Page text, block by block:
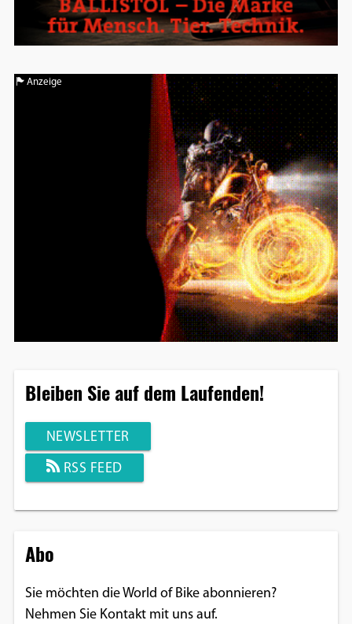
Anzeige
Bleiben Sie auf dem Laufenden!
NEWSLETTER
RSS FEED
Abo
Sie möchten die World of Bike abonnieren?
Nehmen Sie Kontakt mit uns auf.